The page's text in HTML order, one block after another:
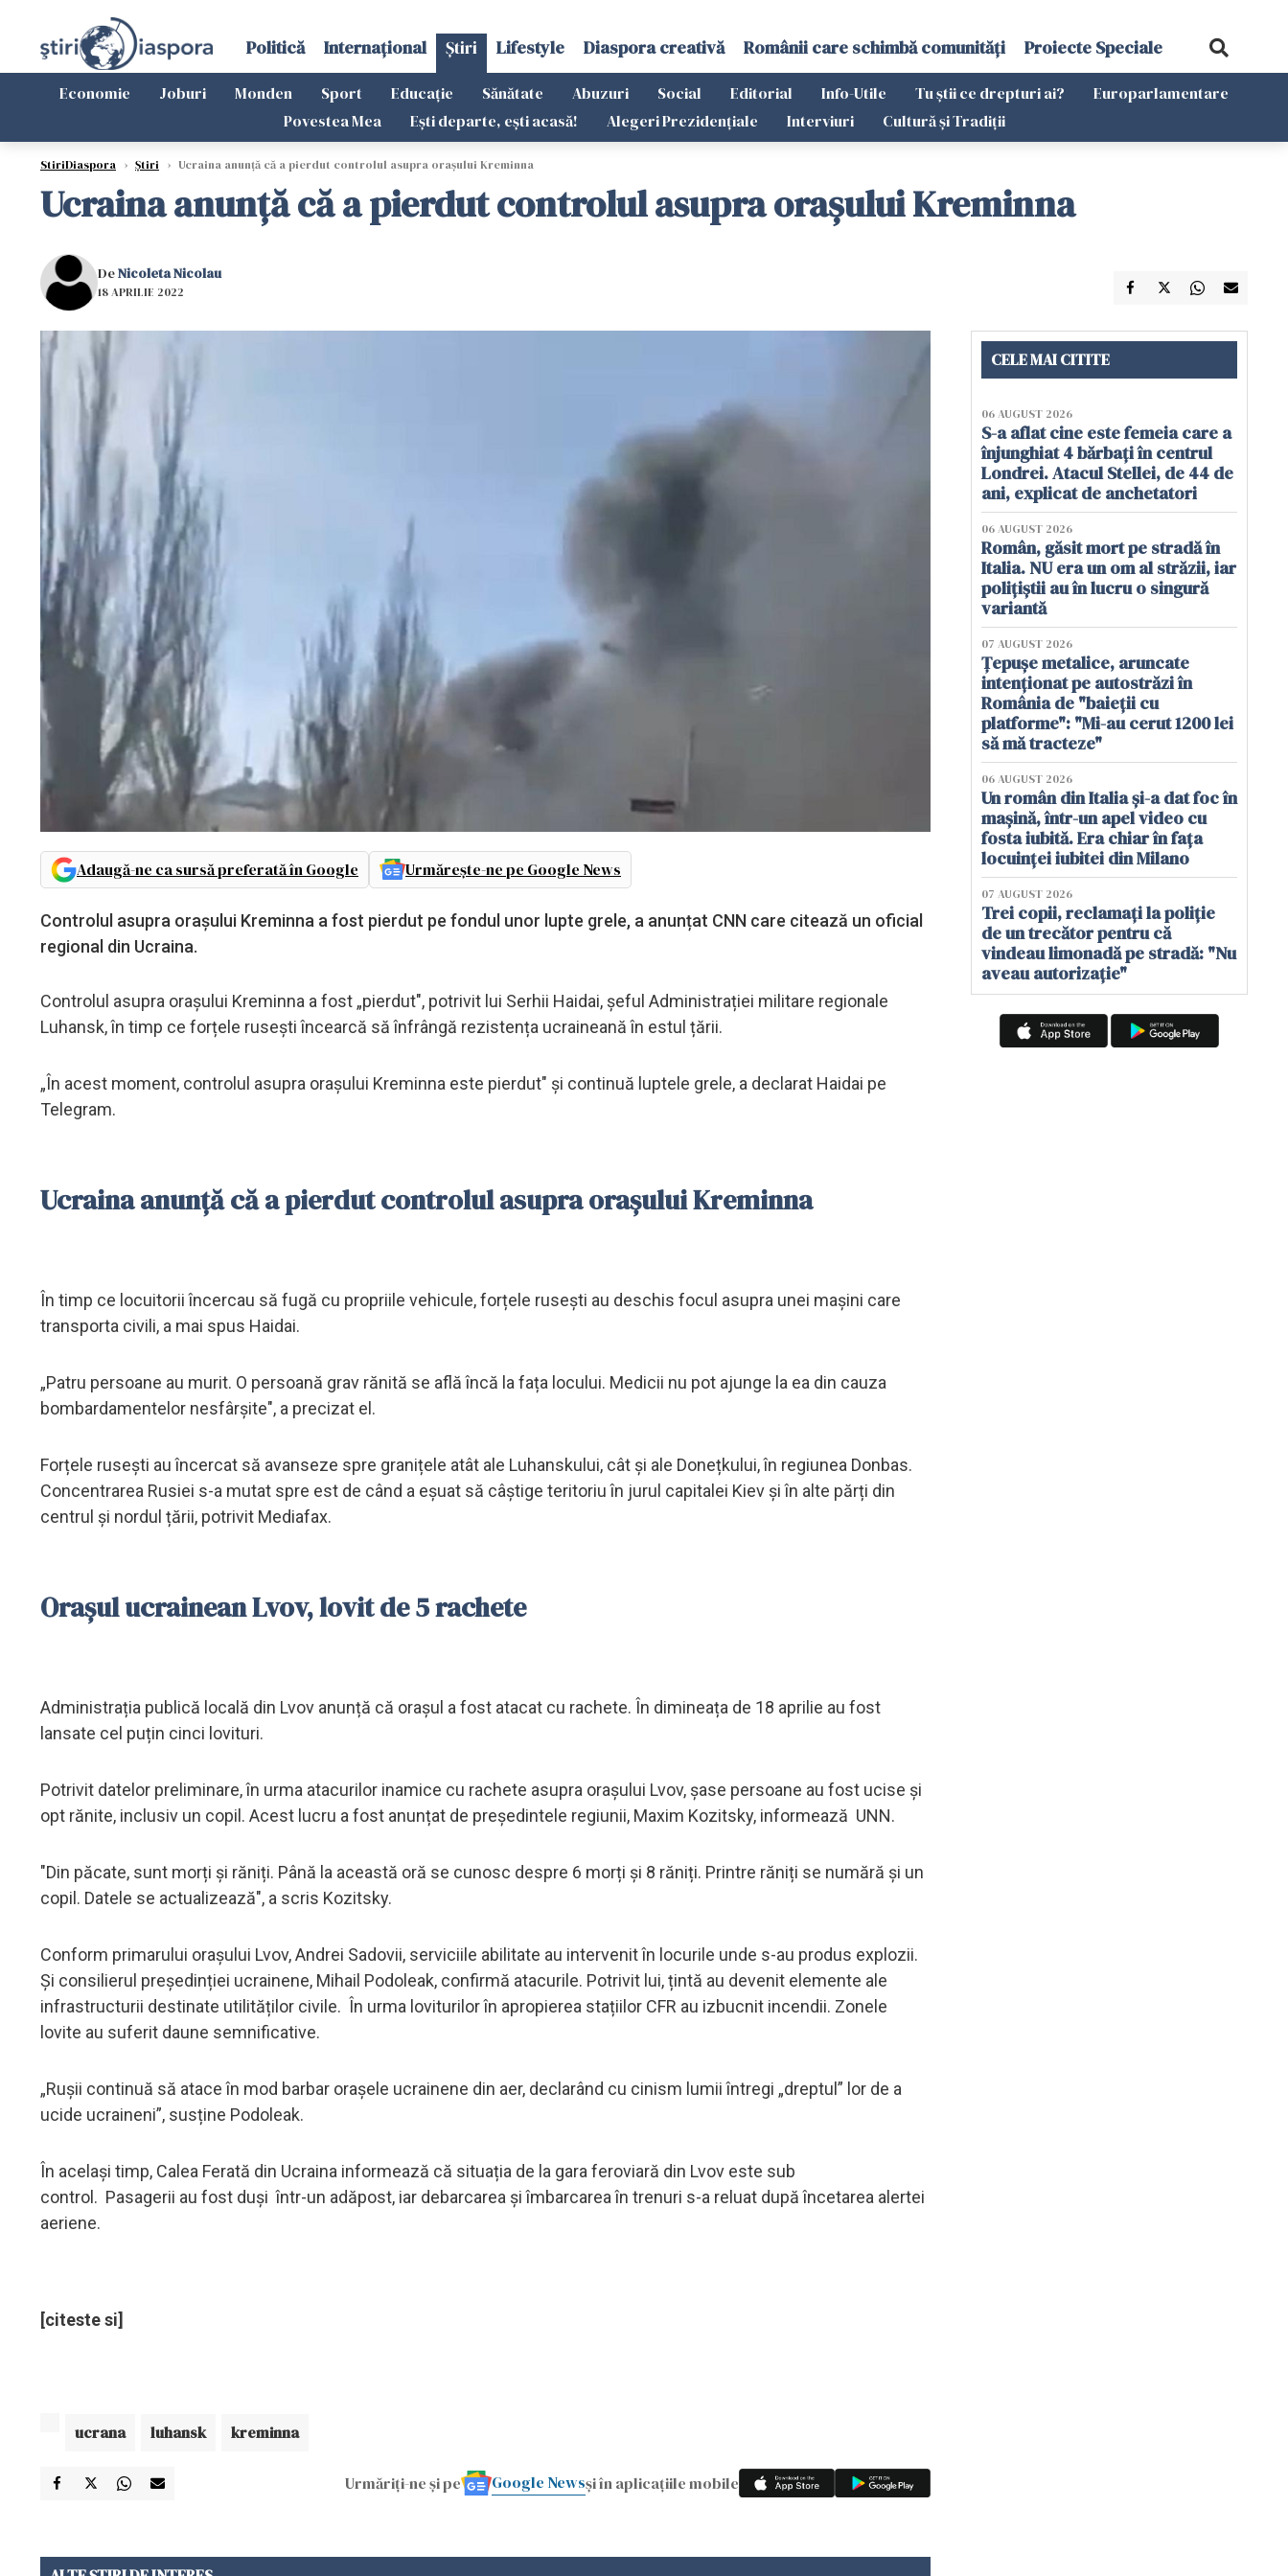
Politică Internațional Știri Lifestyle Diaspora creativă Românii care schimbă comunități Proiecte Speciale
Economie Joburi Monden Sport Educație Sănătate Abuzuri Social Editorial Info-Utile Tu știi ce drepturi ai?
Europarlamentare
Povestea Mea
Ești departe, ești acasă! Alegeri Prezidențiale Interviuri Cultură și Tradiții
StiriDiaspora › Știri › Ucraina anunță că a pierdut controlul asupra orașului Kreminna
Ucraina anunță că a pierdut controlul asupra orașului Kreminna
DeNicoleta Nicolau
18 APRILIE 2022
Adaugă-ne ca sursă preferată în Google Urmărește-ne pe Google News
Controlul asupra orașului Kreminna a fost pierdut pe fondul unor lupte grele, a anunțat CNN care citează un oficial
regional din Ucraina.
Controlul asupra orașului Kreminna a fost „pierdut", potrivit lui Serhii Haidai, șeful Administrației militare regionale
Luhansk, în timp ce forțele rusești încearcă să înfrângă rezistența ucraineană în estul țării.
„În acest moment, controlul asupra orașului Kreminna este pierdut" și continuă luptele grele, a declarat Haidai pe
Telegram.
Ucraina anunță că a pierdut controlul asupra orașului Kreminna
În timp ce locuitorii încercau să fugă cu propriile vehicule, forțele rusești au deschis focul asupra unei mașini care
transporta civili, a mai spus Haidai.
„Patru persoane au murit. O persoană grav rănită se află încă la fața locului. Medicii nu pot ajunge la ea din cauza
bombardamentelor nesfârșite", a precizat el.
Forțele rusești au încercat să avanseze spre granițele atât ale Luhanskului, cât și ale Donețkului, în regiunea Donbas.
Concentrarea Rusiei s-a mutat spre est de când a eșuat să câștige teritoriu în jurul capitalei Kiev și în alte părți din
centrul și nordul țării, potrivit Mediafax.
Orașul ucrainean Lvov, lovit de 5 rachete
Administrația publică locală din Lvov anunță că orașul a fost atacat cu rachete. În dimineața de 18 aprilie au fost
lansate cel puțin cinci lovituri.
Potrivit datelor preliminare, în urma atacurilor inamice cu rachete asupra orașului Lvov, șase persoane au fost ucise și
opt rănite, inclusiv un copil. Acest lucru a fost anunțat de președintele regiunii, Maxim Kozitsky, informează UNN.
"Din păcate, sunt morți și răniți. Până la această oră se cunosc despre 6 morți și 8 răniți. Printre răniți se numără și un
copil. Datele se actualizează", a scris Kozitsky.
Conform primarului orașului Lvov, Andrei Sadovii, serviciile abilitate au intervenit în locurile unde s-au produs explozii.
Și consilierul președinției ucrainene, Mihail Podoleak, confirmă atacurile. Potrivit lui, țintă au devenit elemente ale
infrastructurii destinate utilităților civile. În urma loviturilor în apropierea stațiilor CFR au izbucnit incendii. Zonele
lovite au suferit daune semnificative.
„Rușii continuă să atace în mod barbar orașele ucrainene din aer, declarând cu cinism lumii întregi „dreptul” lor de a
ucide ucraineni”, susține Podoleak.
În același timp, Calea Ferată din Ucraina informează că situația de la gara feroviară din Lvov este sub
control. Pasagerii au fost duși într-un adăpost, iar debarcarea și îmbarcarea în trenuri s-a reluat după încetarea alertei
aeriene.
[citeste si]
ucrana luhansk kreminna
Urmăriți-ne și pe Google Newsși în aplicațiile mobile
CELE MAI CITITE
06 AUGUST 2026
S-a aflat cine este femeia care a
înjunghiat 4 bărbați în centrul
Londrei. Atacul Stellei, de 44 de
ani, explicat de anchetatori
06 AUGUST 2026
Român, găsit mort pe stradă în
Italia. NU era un om al străzii, iar
polițiștii au în lucru o singură
variantă
07 AUGUST 2026
Țepușe metalice, aruncate
intenționat pe autostrăzi în
România de "baieții cu
platforme": "Mi-au cerut 1200 lei
să mă tracteze"
06 AUGUST 2026
Un român din Italia și-a dat foc în
mașină, într-un apel video cu
fosta iubită. Era chiar în fața
locuinței iubitei din Milano
07 AUGUST 2026
Trei copii, reclamați la poliție
de un trecător pentru că
vindeau limonadă pe stradă: "Nu
aveau autorizație"